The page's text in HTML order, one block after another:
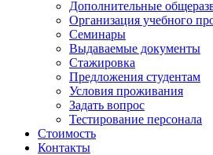
Дополнительные
Организация учебного
Семинары
Выдаваемые документы
Стажировка
Предложения студентам
Условия проживания
Задать вопрос
Тестирование персонала
Стоимость
Контакты